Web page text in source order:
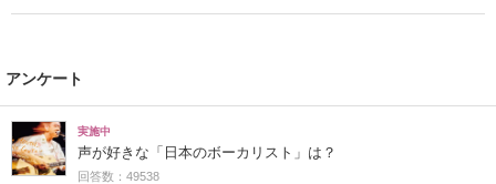
アンケート
実施中
声が好きな「日本のボーカリスト」は？
回答数：49538